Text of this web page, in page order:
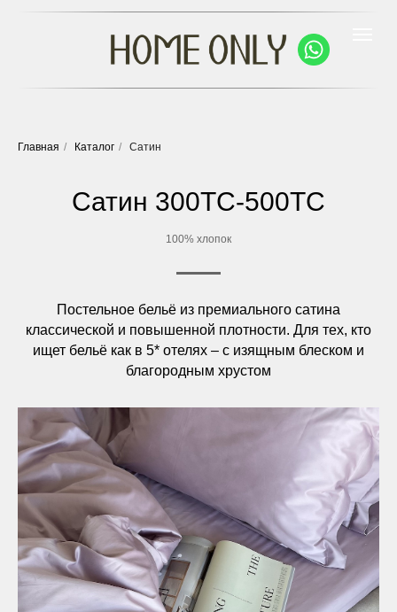
Главная / Каталог / Сатин
Сатин 300ТС-500ТС
100% хлопок
Постельное бельё из премиального сатина
классической и повышенной плотности. Для тех, кто
ищет бельё как в 5* отелях – с изящным блеском и
благородным хрустом